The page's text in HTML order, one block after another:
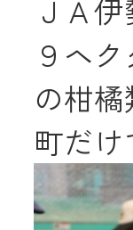
ＪＡ
９ヘ
の柑
町だ